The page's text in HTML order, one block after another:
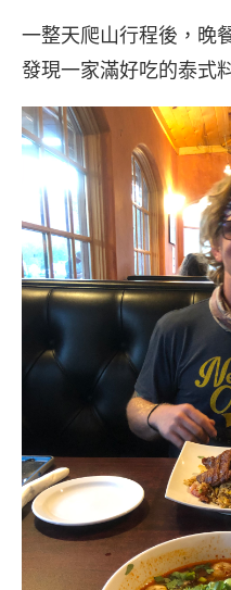
一整天爬山行程後，晚
發現一家滿好吃的泰式